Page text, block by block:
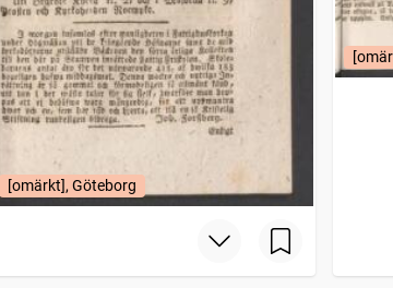
[omärkt], Göteborg